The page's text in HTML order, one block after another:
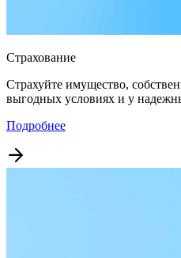
Страхование
Страхуйте имущество,
выгодных условиях и у
Подробнее